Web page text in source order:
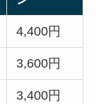
4,400円
3,600円
3,400円